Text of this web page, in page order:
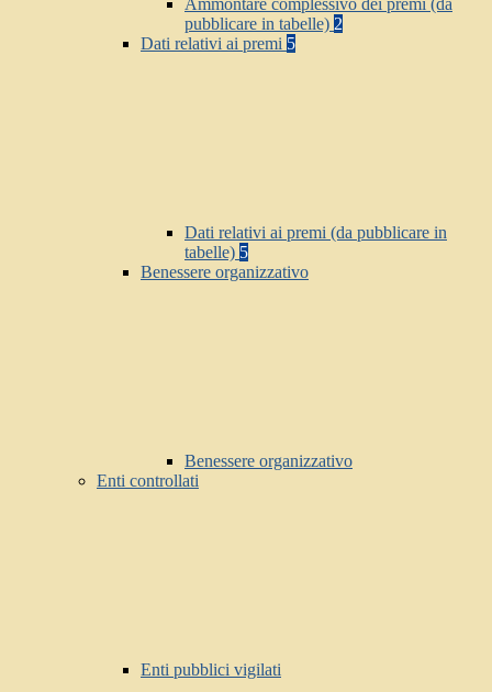
Ammontare complessivo dei premi (da
pubblicare in tabelle) 2
Dati relativi ai premi 5
Dati relativi ai premi (da pubblicare in
tabelle) 5
Benessere organizzativo
Benessere organizzativo
Enti controllati
Enti pubblici vigilati